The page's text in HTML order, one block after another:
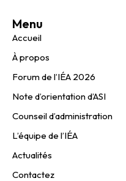
Menu
Accueil
À propos
Forum de l’IÉA 2026
Note d’orientation d’ASI
Counseil d’administration
L’équipe de l’IÉA
Actualités
Contactez